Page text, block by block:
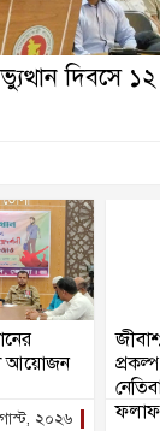
দিবসে
আয়োজন
২০২৬
প্রকল্প